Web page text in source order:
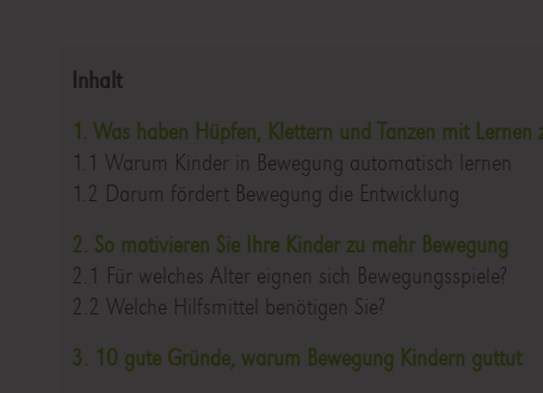
Inhalt
1. Was haben Hüpfen, Klettern und Tanzen mit Lernen
1.1 Warum Kinder in Bewegung automatisch lernen
1.2 Darum fördert Bewegung die Entwicklung
2. So motivieren Sie Ihre Kinder zu mehr Bewegung
2.1 Für welches Alter eignen sich Bewegungsspiele?
2.2 Welche Hilfsmittel benötigen Sie?
3. 10 gute Gründe, warum Bewegung Kindern guttut